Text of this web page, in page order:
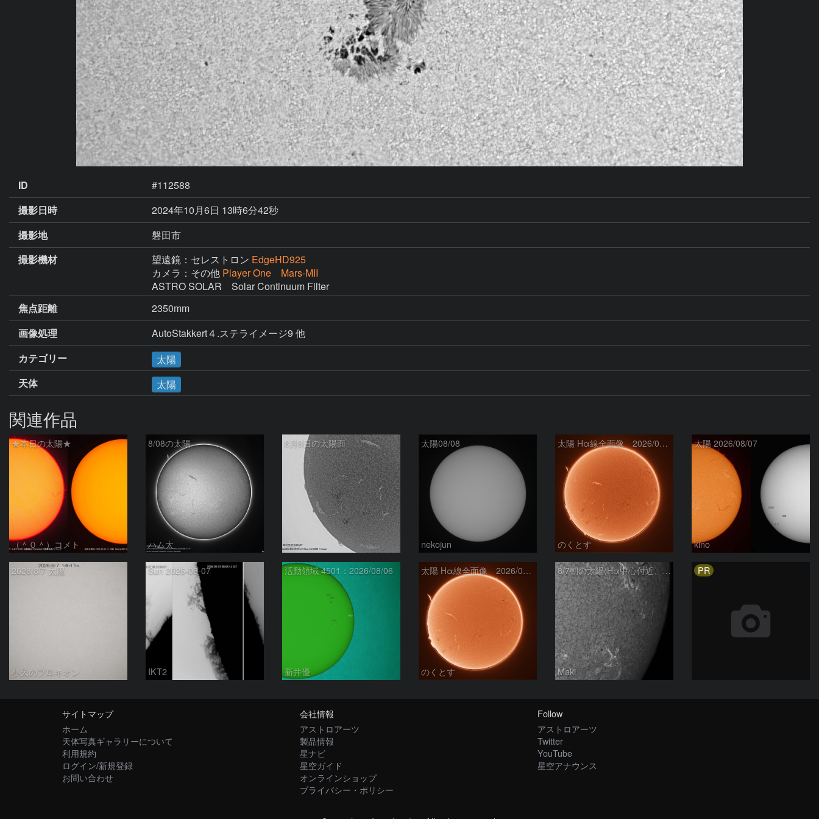
ID
#112588
撮影日時
2024年10月6日 13時6分42秒
撮影地
磐田市
撮影機材
望遠鏡：セレストロン EdgeHD925
カメラ：その他 Player One Mars-MII
ASTRO SOLAR　Solar Continuum Filter
焦点距離
2350mm
画像処理
AutoStakkert４.ステライメージ9 他
カテゴリー
太陽
天体
太陽
関連作品
★本日の太陽★
（＾０＾）コメト
8/08の太陽
ハム太
8月8日の太陽面
ta-o
太陽08/08
nekojun
太陽 Hα線全面像 2026/08/08
のくとす
太陽 2026/08/07
kino
2026/8/7 太陽
小犬のプロキオン
Sun 2026-08-07
IKT2
活動領域 4501：2026/08/06
新井優
太陽 Hα線全面像 2026/08/07
のくとす
8/7朝の太陽(Hα中心付近、4498、4502付近)
Maki
PR
サイトマップ
ホーム
天体写真ギャラリーについて
利用規約
ログイン/新規登録
お問い合わせ
会社情報
アストロアーツ
製品情報
星ナビ
星空ガイド
オンラインショップ
プライバシー・ポリシー
Follow
アストロアーツ
Twitter
YouTube
星空アナウンス